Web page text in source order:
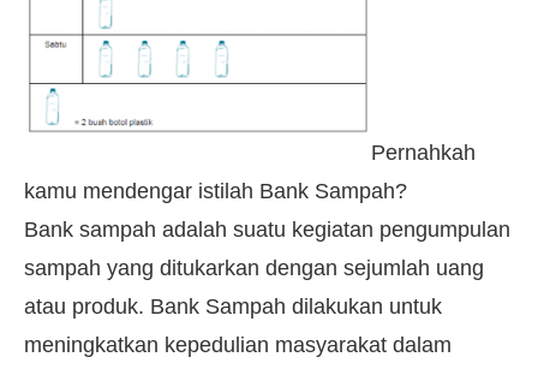
Pernahkah
kamu mendengar istilah Bank Sampah?
Bank sampah adalah suatu kegiatan pengumpulan
sampah yang ditukarkan dengan sejumlah uang
atau produk. Bank Sampah dilakukan untuk
meningkatkan kepedulian masyarakat dalam